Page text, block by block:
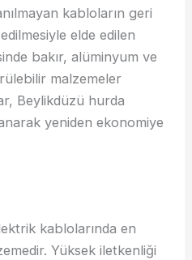
kabloların geri
elde edilen
bakır, alüminyum ve
malzemeler
Beylikdüzü hurda
yeniden ekonomiye
kablolarında en
Yüksek iletkenliği